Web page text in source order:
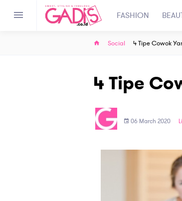
FASHION
Social 4 Tipe Cowok
4 Tipe
06 March 2020